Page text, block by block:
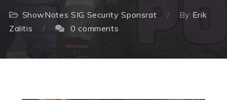
ShowNotes SIG Security Sponsrat By Erik
Zalitis
0 comments